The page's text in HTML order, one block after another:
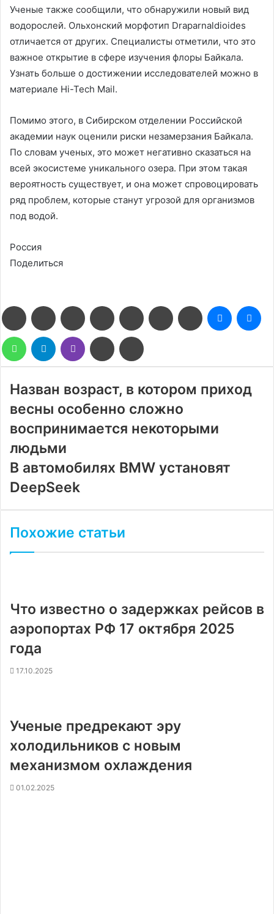
Ученые также сообщили, что обнаружили новый вид
водорослей. Ольхонский морфотип Draparnaldioides
отличается от других. Специалисты отметили, что это
важное открытие в сфере изучения флоры Байкала.
Узнать больше о достижении исследователей можно в
материале Hi-Tech Mail.
Помимо этого, в Сибирском отделении Российской
академии наук оценили риски незамерзания Байкала.
По словам ученых, это может негативно сказаться на
всей экосистеме уникального озера. При этом такая
вероятность существует, и она может спровоцировать
ряд проблем, которые станут угрозой для организмов
под водой.
Россия
Поделиться
FacebookTwitter LinkedIn Pinterest Reddit ВконтактеОдноклассники
Messenger
WhatsAppTelegram Viber
Поделиться
через
электронную
Назван возраст, в котором приход
весны особенно сложно
воспринимается некоторыми
людьми
В автомобилях BMW установят
DeepSeek
Похожие статьи
Что известно о задержках рейсов в
аэропортах РФ 17 октября 2025
года
17.10.2025
Ученые предрекают эру
холодильников с новым
механизмом охлаждения
01.02.2025